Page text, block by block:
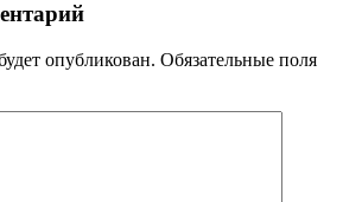
опубликован. Обязательные поля